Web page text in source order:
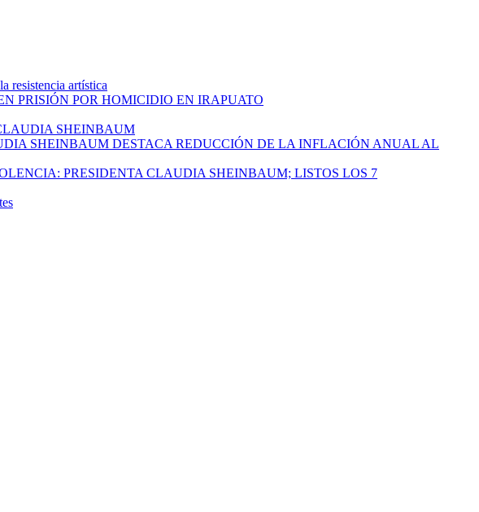
resistencia artística
PRISIÓN POR HOMICIDIO EN IRAPUATO
SHEINBAUM
SHEINBAUM DESTACA REDUCCIÓN DE LA INFLACIÓN ANUAL AL
PRESIDENTA CLAUDIA SHEINBAUM; LISTOS LOS 7